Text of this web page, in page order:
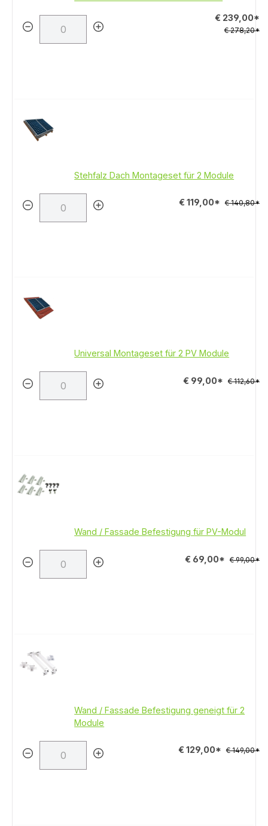
€ 239,00*
€ 278,20*
Stehfalz Dach Montageset für 2 Module
€ 119,00* € 140,80*
Universal Montageset für 2 PV Module
€ 99,00* € 112,60*
Wand / Fassade Befestigung für PV-Modul
€ 69,00* € 99,00*
Wand / Fassade Befestigung geneigt für 2
Module
€ 129,00* € 149,00*